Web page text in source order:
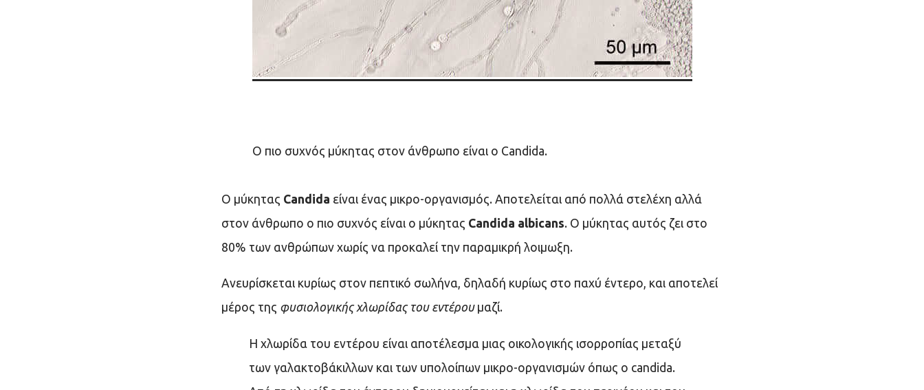
Ο πιο συχνός μύκητας στον άνθρωπο είναι ο Candida.
Ο μύκητας Candida είναι ένας μικρο-οργανισμός. Αποτελείται από πολλά στελέχη αλλά
στον άνθρωπο ο πιο συχνός είναι ο μύκητας Candida albicans. Ο μύκητας αυτός ζει στο
80% των ανθρώπων χωρίς να προκαλεί την παραμικρή λοιμωξη.
Ανευρίσκεται κυρίως στον πεπτικό σωλήνα, δηλαδή κυρίως στο παχύ έντερο, και αποτελεί
μέρος της φυσιολογικής χλωρίδας του εντέρουμαζί.
Η χλωρίδα του εντέρου είναι αποτέλεσμα μιας οικολογικής ισορροπίας μεταξύ
των γαλακτοβάκιλλων και των υπολοίπων μικρο-οργανισμών όπως ο candida.